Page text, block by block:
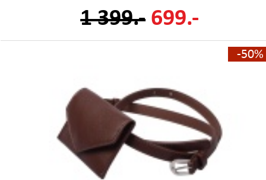
1 399.- 699.-
-50%